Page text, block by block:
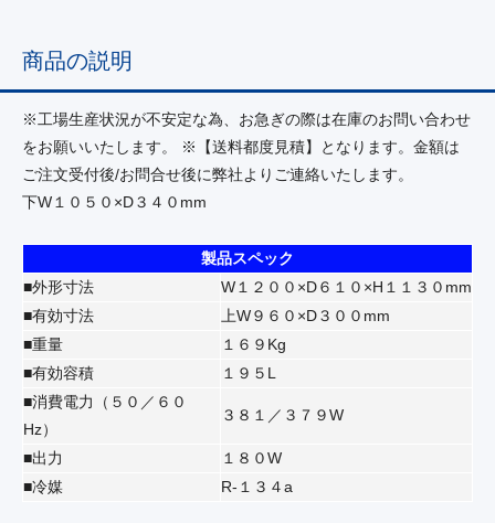
商品の説明
※工場生産状況が不安定な為、お急ぎの際は在庫のお問い合わせ
をお願いいたします。 ※【送料都度見積】となります。金額は
ご注文受付後/お問合せ後に弊社よりご連絡いたします。
下W１０５０×D３４０mm
製品スペック
■外形寸法
W１２００×D６１０×H１１３０mm
■有効寸法
上W９６０×D３００mm
■重量
１６９Kg
■有効容積
１９５L
■消費電力（５０／６０
Hz）
３８１／３７９W
■出力
１８０W
■冷媒
R‐１３４a